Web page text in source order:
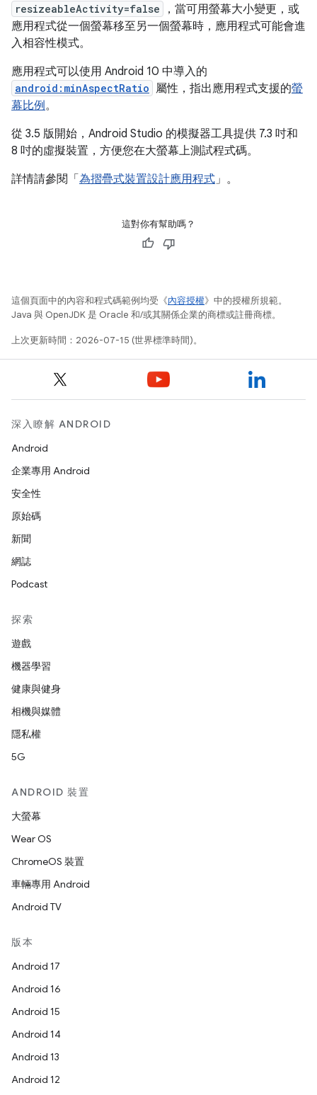
resizeableActivity=false
，當可用螢幕大小變更，或
應用程式從一個螢幕移至另一個螢幕時，應用程式可能會進
入相容性模式。
應用程式可以使用 Android 10 中導入的
android:minAspectRatio 屬性，指出應用程式支援的螢
幕比例。
從 3.5 版開始，Android Studio 的模擬器工具提供 7.3 吋和
8 吋的虛擬裝置，方便您在大螢幕上測試程式碼。
詳情請參閱「 為摺疊式裝置設計應用程式」。
這對你有幫助嗎？
這個頁面中的內容和程式碼範例均受《內容授權》中的授權所規範。
Java 與 OpenJDK 是 Oracle 和/或其關係企業的商標或註冊商標。
上次更新時間：2026-07-15 (世界標準時間)。
深入瞭解 ANDROID
Android
企業專用 Android
安全性
原始碼
新聞
網誌
Podcast
探索
遊戲
機器學習
健康與健身
相機與媒體
隱私權
5G
ANDROID 裝置
大螢幕
Wear OS
ChromeOS 裝置
車輛專用 Android
Android TV
版本
Android 17
Android 16
Android 15
Android 14
Android 13
Android 12